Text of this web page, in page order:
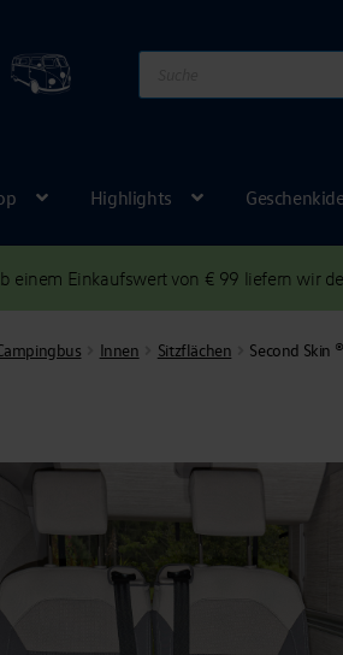
Products
Highlights
einem Einkaufswert von € 99 liefern wir
Innen Sitzflächen Second Skin